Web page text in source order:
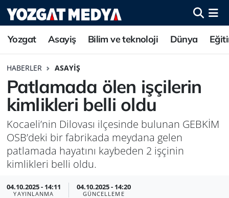
Yozgat Asayiş Bilim ve teknoloji Dünya
HABERLER ASAYIŞ
Patlamada ölen işçilerin
kimlikleri belli oldu
Kocaeli’nin Dilovası ilçesinde bulunan GEBKİM
OSB’deki bir fabrikada meydana gelen
patlamada hayatını kaybeden 2 işçinin
kimlikleri belli oldu.
04.10.2025 - 14:11
YAYINLANMA
04.10.2025 - 14:20
GÜNCELLEME